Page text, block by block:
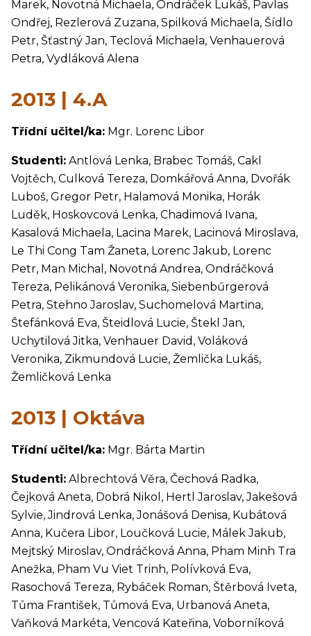
Marek, Novotná Michaela, Ondráček Lukáš, Pavlas
Ondřej, Rezlerová Zuzana, Spilková Michaela, Šídlo
Petr, Šťastný Jan, Teclová Michaela, Venhauerová
Petra, Vydláková Alena
2013 | 4.A
Třídní učitel/ka: Mgr. Lorenc Libor
Studenti: Antlová Lenka, Brabec Tomáš, Cakl
Vojtěch, Culková Tereza, Domkářová Anna, Dvořák
Luboš, Gregor Petr, Halamová Monika, Horák
Luděk, Hoskovcová Lenka, Chadimová Ivana,
Kasalová Michaela, Lacina Marek, Lacinová Miroslava,
Le Thi Cong Tam Žaneta, Lorenc Jakub, Lorenc
Petr, Man Michal, Novotná Andrea, Ondráčková
Tereza, Pelikánová Veronika, Siebenbűrgerová
Petra, Stehno Jaroslav, Suchomelová Martina,
Štefánková Eva, Šteidlová Lucie, Štekl Jan,
Uchytilová Jitka, Venhauer David, Voláková
Veronika, Zikmundová Lucie, Žemlička Lukáš,
Žemličková Lenka
2013 | Oktáva
Třídní učitel/ka: Mgr. Bárta Martin
Studenti: Albrechtová Věra, Čechová Radka,
Čejková Aneta, Dobrá Nikol, Hertl Jaroslav, Jakešová
Sylvie, Jindrová Lenka, Jonášová Denisa, Kubátová
Anna, Kučera Libor, Loučková Lucie, Málek Jakub,
Mejtský Miroslav, Ondráčková Anna, Pham Minh Tra
Anežka, Pham Vu Viet Trinh, Polívková Eva,
Rasochová Tereza, Rybáček Roman, Štěrbová Iveta,
Tůma František, Tůmová Eva, Urbanová Aneta,
Vaňková Markéta, Vencová Kateřina, Voborníková